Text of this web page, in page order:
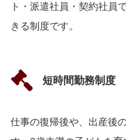
ト・派遣社員・契約社員
きる制度です。
短時間勤務制度
仕事の復帰後や、出産後